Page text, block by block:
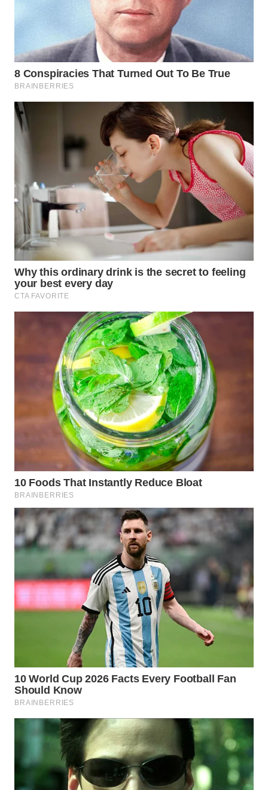
SELATAN
WN
TANJUNG
LESUNG
KARO
WN
LABUHANBATU
WN
TAPANULI
TENGAH
WN DELI
WN
TEBING
KARAWANG
WN
BEKASI
WN
BOGOR
WN
DEPOK
WN
SAMOSIR
WN
LAWAS